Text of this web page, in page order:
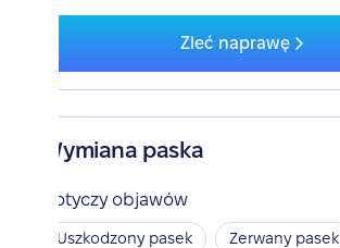
Zleć naprawę
Wymiana paska
Dotyczy objawów
Uszkodzony pasek
Zerwany pasek